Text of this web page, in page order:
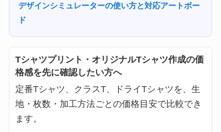
デザインシミュレーターの使い方と対応アートボー
ド
Tシャツプリント・オリジナルTシャツ作成の価
格感を先に確認したい方へ
定番Tシャツ、クラスT、ドライTシャツを、生
地・枚数・加工方法ごとの価格目安で比較でき
ます。